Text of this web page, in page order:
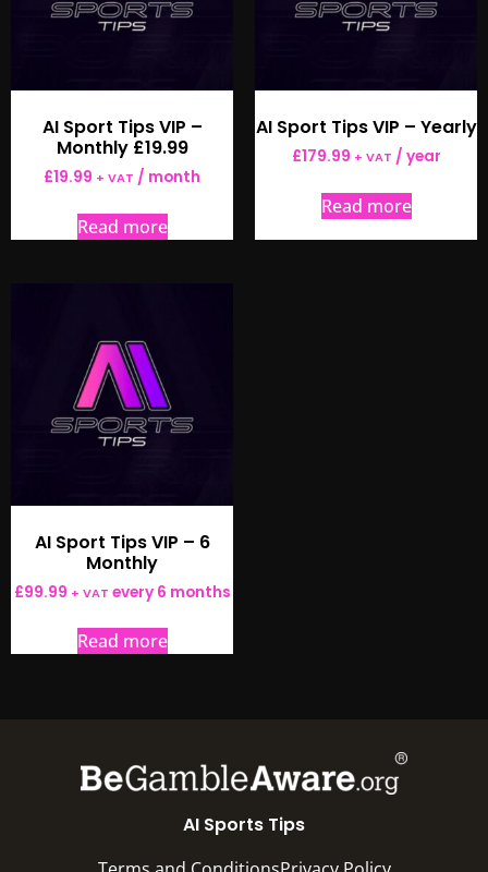
AI Sport Tips VIP –
Monthly £19.99
£19.99 + VAT / month
Read more
AI Sport Tips VIP – Yearly
£179.99 + VAT / year
Read more
AI Sport Tips VIP – 6
Monthly
£99.99 + VAT every 6 months
Read more
AI Sports Tips